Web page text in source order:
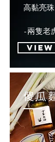
高黏亮
​-兩隻老
傻瓜